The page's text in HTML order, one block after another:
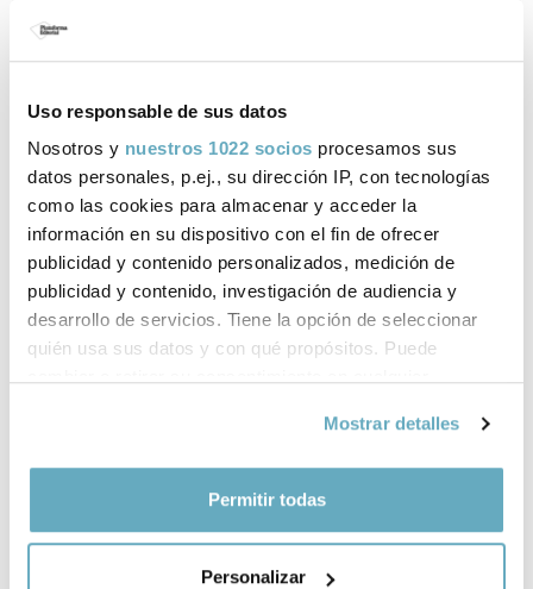
Uso responsable de sus datos
Nosotros y nuestros 1022 socios procesamos sus
datos personales, p.ej., su dirección IP, con tecnologías
como las cookies para almacenar y acceder la
información en su dispositivo con el fin de ofrecer
publicidad y contenido personalizados, medición de
publicidad y contenido, investigación de audiencia y
desarrollo de servicios. Tiene la opción de seleccionar
quién usa sus datos y con qué propósitos. Puede
Si lo permite, también quisiéramos:
geográfica que puede tener una precisión de varios
Mostrar detalles
Permitir todas
Personalizar
Vanguardia)
Com aconseguir una bona relació amb la teva
exparella? (Criatures Ara)
Cómo evitar un divorcio traumático (elDiario.es)
¿Separarse bien es posible? Las claves para afrontar el
proceso de divorcio (Hola.es)
publicados por Plataforma Editorial